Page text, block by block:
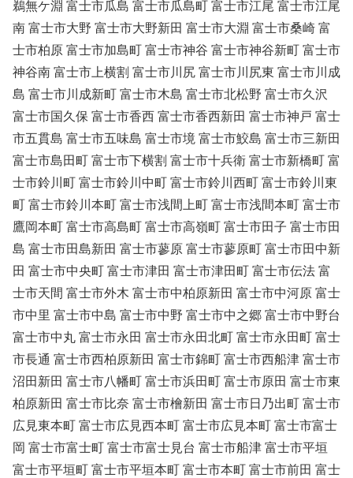
鵜無ケ淵 富士市瓜島 富士市瓜島町 富士市江尾 富士市江尾
南 富士市大野 富士市大野新田 富士市大淵 富士市桑崎 富
士市柏原 富士市加島町 富士市神谷 富士市神谷新町 富士市
神谷南 富士市上横割 富士市川尻 富士市川尻東 富士市川成
島 富士市川成新町 富士市木島 富士市北松野 富士市久沢
富士市国久保 富士市香西 富士市香西新田 富士市神戸 富士
市五貫島 富士市五味島 富士市境 富士市鮫島 富士市三新田
富士市島田町 富士市下横割 富士市十兵衛 富士市新橋町 富
士市鈴川町 富士市鈴川中町 富士市鈴川西町 富士市鈴川東
町 富士市鈴川本町 富士市浅間上町 富士市浅間本町 富士市
鷹岡本町 富士市高島町 富士市高嶺町 富士市田子 富士市田
島 富士市田島新田 富士市蓼原 富士市蓼原町 富士市田中新
田 富士市中央町 富士市津田 富士市津田町 富士市伝法 富
士市天間 富士市外木 富士市中柏原新田 富士市中河原 富士
市中里 富士市中島 富士市中野 富士市中之郷 富士市中野台
富士市中丸 富士市永田 富士市永田北町 富士市永田町 富士
市長通 富士市西柏原新田 富士市錦町 富士市西船津 富士市
沼田新田 富士市八幡町 富士市浜田町 富士市原田 富士市東
柏原新田 富士市比奈 富士市檜新田 富士市日乃出町 富士市
広見東本町 富士市広見西本町 富士市広見本町 富士市富士
岡 富士市富士町 富士市富士見台 富士市船津 富士市平垣
富士市平垣町 富士市平垣本町 富士市本町 富士市前田 富士